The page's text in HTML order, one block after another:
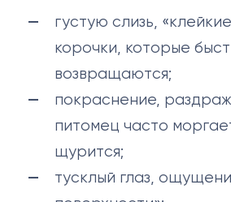
густую слизь,
корочки, которые
возвращаются;
покраснение,
питомец часто
щурится;
тусклый глаз,